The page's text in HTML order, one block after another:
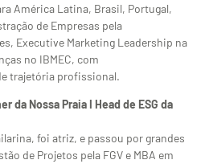
América Latina, Brasil, Portugal,
de Empresas pela
Executive Marketing Leadership na
no IBMEC, com
trajetória profissional.
da Nossa Praia I Head de ESG da
foi atriz, e passou por grandes
de Projetos pela FGV e MBA em